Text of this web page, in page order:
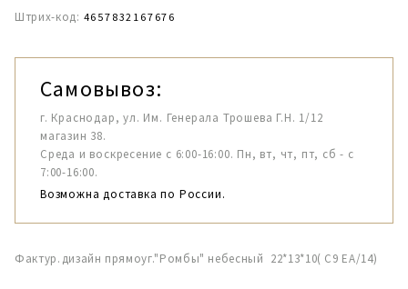
Штрих-код: 4657832167676
Самовывоз:
г. Краснодар, ул. Им. Генерала Трошева Г.Н. 1/12
магазин 38.
Среда и воскресение с 6:00-16:00. Пн, вт, чт, пт, сб - с
7:00-16:00.
Возможна доставка по России.
Фактур.дизайн прямоуг."Ромбы" небесный 22*13*10( С9 ЕА/14)